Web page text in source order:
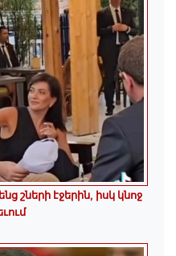
շների էջերին, իսկ կնոջ